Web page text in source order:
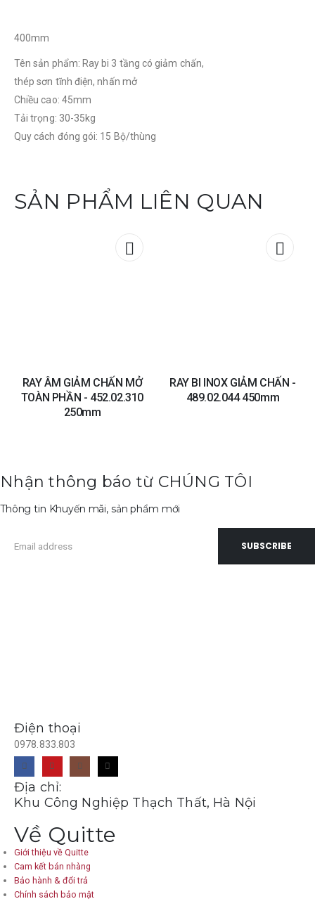
400mm
Tên sản phẩm: Ray bi 3 tầng có giảm chấn,
thép sơn tĩnh điện, nhấn mở
Chiều cao: 45mm
Tải trọng: 30-35kg
Quy cách đóng gói: 15 Bộ/thùng
SẢN PHẨM LIÊN QUAN
RAY ÂM GIẢM CHẤN MỞ
TOÀN PHẦN - 452.02.310
250mm
RAY BI INOX GIẢM CHẤN -
489.02.044 450mm
Nhận thông báo từ CHÚNG TÔI
Thông tin Khuyến mãi, sản phẩm mới
Điện thoại
0978.833.803
Địa chỉ:
Khu Công Nghiệp Thạch Thất, Hà Nội
Về Quitte
Giới thiệu về Quitte
Cam kết bán nhàng
Bảo hành & đổi trả
Chính sách bảo mật